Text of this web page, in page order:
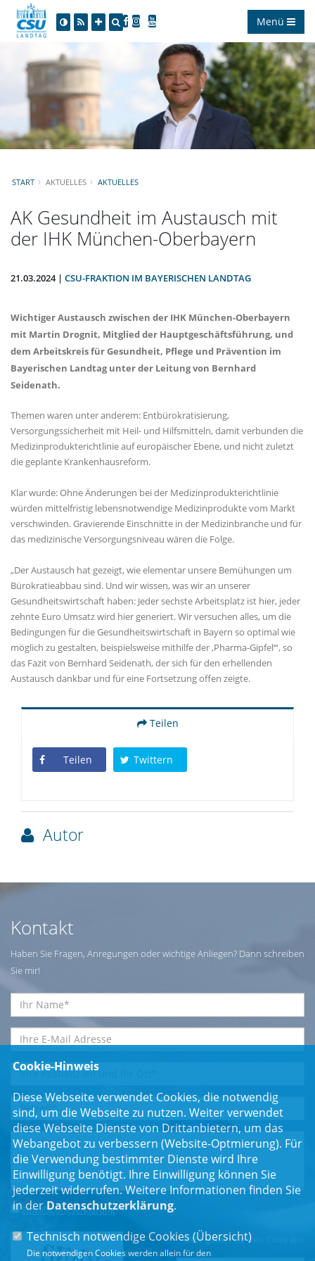
Menü
START AKTUELLES AKTUELLES
AK Gesundheit im Austausch mit
der IHK München-Oberbayern
21.03.2024 | CSU-FRAKTION IM BAYERISCHEN LANDTAG
Wichtiger Austausch zwischen der IHK München-Oberbayern
mit Martin Drognit, Mitglied der Hauptgeschäftsführung, und
dem Arbeitskreis für Gesundheit, Pflege und Prävention im
Bayerischen Landtag unter der Leitung von Bernhard
Seidenath.
Themen waren unter anderem: Entbürokratisierung,
Versorgungssicherheit mit Heil- und Hilfsmitteln, damit verbunden die
Medizinprodukterichtlinie auf europäischer Ebene, und nicht zuletzt
die geplante Krankenhausreform.
Klar wurde: Ohne Änderungen bei der Medizinprodukterichtlinie
würden mittelfristig lebensnotwendige Medizinprodukte vom Markt
verschwinden. Gravierende Einschnitte in der Medizinbranche und für
das medizinische Versorgungsniveau wären die Folge.
Der Austausch hat gezeigt, wie elementar unsere Bemühungen um
Bürokratieabbau sind. Und wir wissen, was wir an unserer
Gesundheitswirtschaft haben: Jeder sechste Arbeitsplatz ist hier, jeder
zehnte Euro Umsatz wird hier generiert. Wir versuchen alles, um die
Bedingungen für die Gesundheitswirtschaft in Bayern so optimal wie
möglich zu gestalten, beispielsweise mithilfe der ‚Pharma-Gipfel‘“, so
das Fazit von Bernhard Seidenath, der sich für den erhellenden
Austausch dankbar und für eine Fortsetzung offen zeigte.
Teilen
Teilen Twittern
Autor
Kontakt
Haben Sie Fragen, Anregungen oder wichtige Anliegen? Dann schreiben
Sie mir!
Einwilligungserklärung*
Bitte geben Sie den Code ein:
Cookie-Hinweis
Diese Webseite verwendet Cookies, die notwendig
sind, um die Webseite zu nutzen. Weiter verwendet
diese Webseite Dienste von Drittanbietern, um das
Webangebot zu verbessern (Website-Optmierung). Für
die Verwendung bestimmter Dienste wird Ihre
Einwilligung benötigt. Ihre Einwilligung können Sie
jederzeit widerrufen. Weitere Informationen finden Sie
in der Datenschutzerklärung.
Technisch notwendige Cookies (Übersicht)
Die notwendigen Cookies werden allein für den